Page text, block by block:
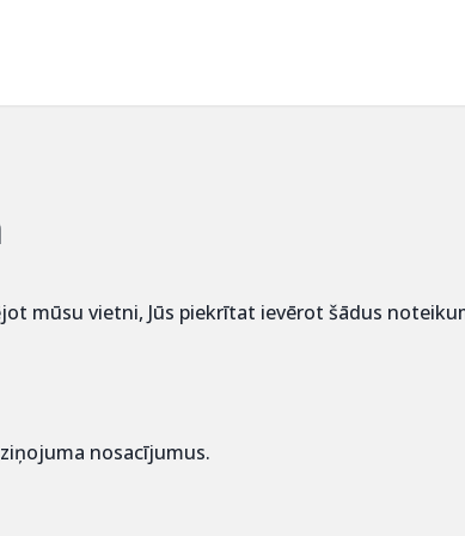
mūsu vietni, Jūs piekrītat ievērot šādus
nosacījumus.